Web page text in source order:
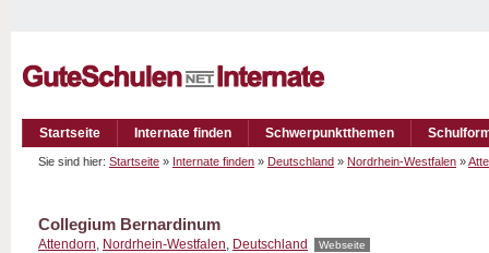
Startseite Internate finden Schwerpunktthemen
Sie sind hier: Startseite » Internate finden » Deutschland » Nordrhein-Westfalen »
Collegium Bernardinum
Attendorn, Nordrhein-Westfalen, Deutschland Webseite